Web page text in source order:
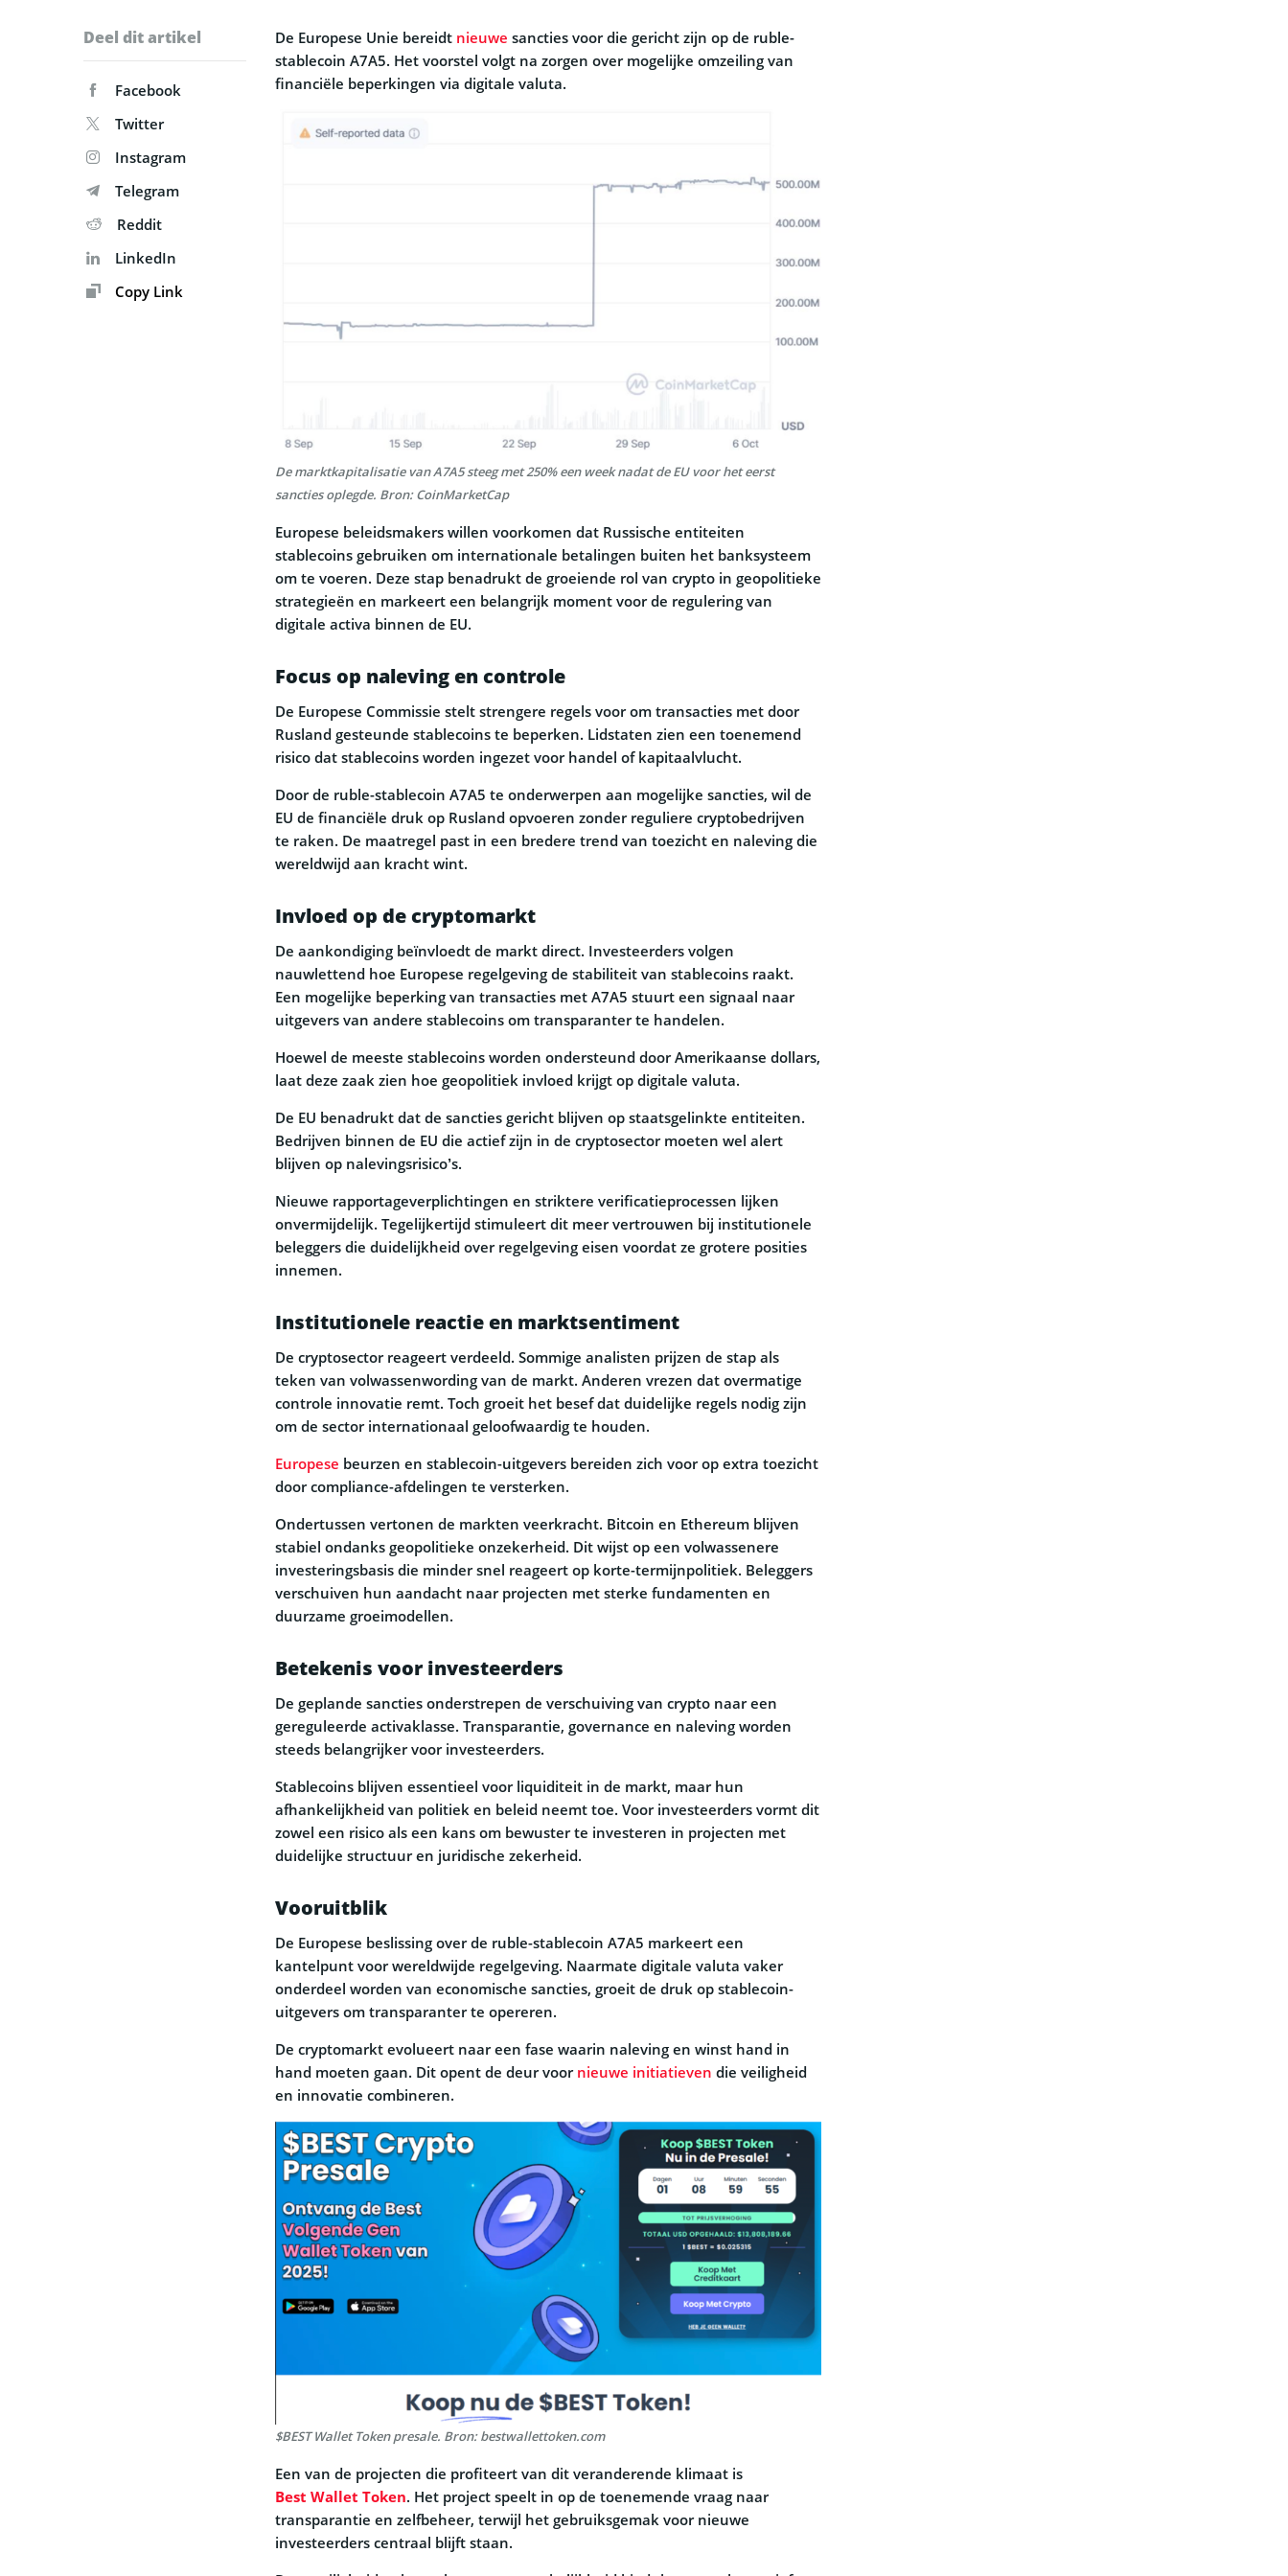
Deel dit artikel
Facebook
Twitter
Instagram
Telegram
Reddit
LinkedIn
Copy Link
De Europese Unie bereidt nieuwe sancties voor die gericht zijn op de ruble-
stablecoin A7A5. Het voorstel volgt na zorgen over mogelijke omzeiling van
financiële beperkingen via digitale valuta.
De marktkapitalisatie van A7A5 steeg met 250% een week nadat de EU voor het eerst
sancties oplegde. Bron: CoinMarketCap
Europese beleidsmakers willen voorkomen dat Russische entiteiten
stablecoins gebruiken om internationale betalingen buiten het banksysteem
om te voeren. Deze stap benadrukt de groeiende rol van crypto in geopolitieke
strategieën en markeert een belangrijk moment voor de regulering van
digitale activa binnen de EU.
Focus op naleving en controle
De Europese Commissie stelt strengere regels voor om transacties met door
Rusland gesteunde stablecoins te beperken. Lidstaten zien een toenemend
risico dat stablecoins worden ingezet voor handel of kapitaalvlucht.
Door de ruble-stablecoin A7A5 te onderwerpen aan mogelijke sancties, wil de
EU de financiële druk op Rusland opvoeren zonder reguliere cryptobedrijven
te raken. De maatregel past in een bredere trend van toezicht en naleving die
wereldwijd aan kracht wint.
Invloed op de cryptomarkt
De aankondiging beïnvloedt de markt direct. Investeerders volgen
nauwlettend hoe Europese regelgeving de stabiliteit van stablecoins raakt.
Een mogelijke beperking van transacties met A7A5 stuurt een signaal naar
uitgevers van andere stablecoins om transparanter te handelen.
Hoewel de meeste stablecoins worden ondersteund door Amerikaanse dollars,
laat deze zaak zien hoe geopolitiek invloed krijgt op digitale valuta.
De EU benadrukt dat de sancties gericht blijven op staatsgelinkte entiteiten.
Bedrijven binnen de EU die actief zijn in de cryptosector moeten wel alert
blijven op nalevingsrisico’s.
Nieuwe rapportageverplichtingen en striktere verificatieprocessen lijken
onvermijdelijk. Tegelijkertijd stimuleert dit meer vertrouwen bij institutionele
beleggers die duidelijkheid over regelgeving eisen voordat ze grotere posities
innemen.
Institutionele reactie en marktsentiment
De cryptosector reageert verdeeld. Sommige analisten prijzen de stap als
teken van volwassenwording van de markt. Anderen vrezen dat overmatige
controle innovatie remt. Toch groeit het besef dat duidelijke regels nodig zijn
om de sector internationaal geloofwaardig te houden.
Europese beurzen en stablecoin-uitgevers bereiden zich voor op extra toezicht
door compliance-afdelingen te versterken.
Ondertussen vertonen de markten veerkracht. Bitcoin en Ethereum blijven
stabiel ondanks geopolitieke onzekerheid. Dit wijst op een volwassenere
investeringsbasis die minder snel reageert op korte-termijnpolitiek. Beleggers
verschuiven hun aandacht naar projecten met sterke fundamenten en
duurzame groeimodellen.
Betekenis voor investeerders
De geplande sancties onderstrepen de verschuiving van crypto naar een
gereguleerde activaklasse. Transparantie, governance en naleving worden
steeds belangrijker voor investeerders.
Stablecoins blijven essentieel voor liquiditeit in de markt, maar hun
afhankelijkheid van politiek en beleid neemt toe. Voor investeerders vormt dit
zowel een risico als een kans om bewuster te investeren in projecten met
duidelijke structuur en juridische zekerheid.
Vooruitblik
De Europese beslissing over de ruble-stablecoin A7A5 markeert een
kantelpunt voor wereldwijde regelgeving. Naarmate digitale valuta vaker
onderdeel worden van economische sancties, groeit de druk op stablecoin-
uitgevers om transparanter te opereren.
De cryptomarkt evolueert naar een fase waarin naleving en winst hand in
hand moeten gaan. Dit opent de deur voor nieuwe initiatieven die veiligheid
en innovatie combineren.
$BEST Wallet Token presale. Bron: bestwallettoken.com
Een van de projecten die profiteert van dit veranderende klimaat is
Best Wallet Token. Het project speelt in op de toenemende vraag naar
transparantie en zelfbeheer, terwijl het gebruiksgemak voor nieuwe
investeerders centraal blijft staan.